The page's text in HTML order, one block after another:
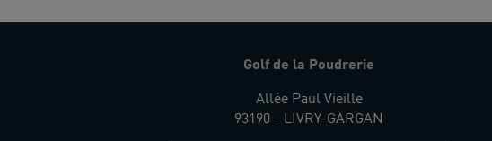
Golf de la Poudrerie
Allée Paul Vieille
93190 - LIVRY-GARGAN